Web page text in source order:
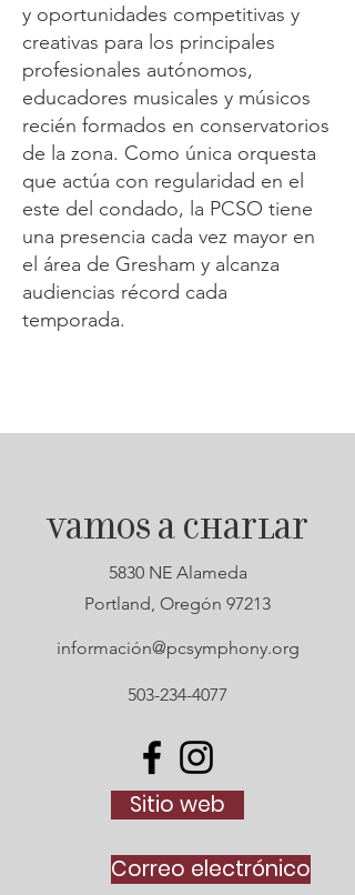
y oportunidades competitivas y
creativas para los principales
profesionales autónomos,
educadores musicales y músicos
recién formados en conservatorios
de la zona. Como única orquesta
que actúa con regularidad en el
este del condado, la PCSO tiene
una presencia cada vez mayor en
el área de Gresham y alcanza
audiencias récord cada
temporada.
Vamos a charlar
5830 NE Alameda
Portland, Oregón 97213
información@pcsymphony.org
503-234-4077
Sitio web
Correo electrónico